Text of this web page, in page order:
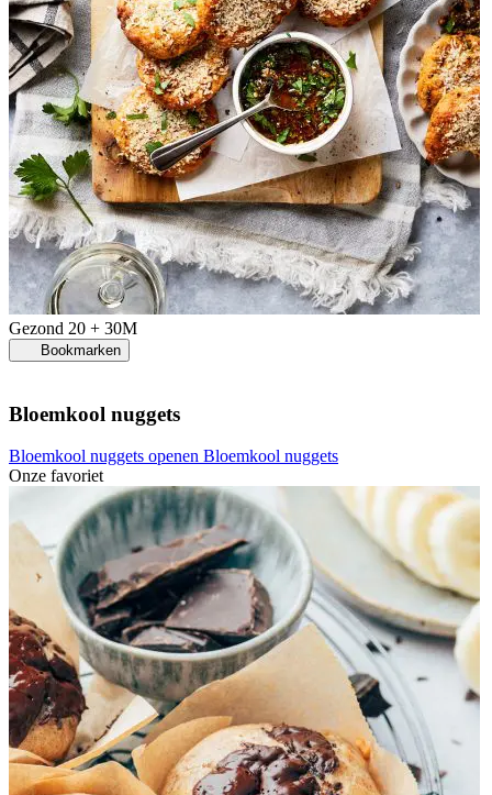
Gezond 20 + 30M
Bookmarken
Bloemkool nuggets
Bloemkool nuggets openen Bloemkool nuggets
Onze favoriet